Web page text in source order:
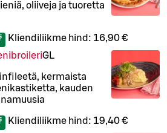
oliiveja ja tuoretta
Kliendiliikme hind: 16,90 €
GL
kermaista
kauden
Kliendiliikme hind: 19,40 €